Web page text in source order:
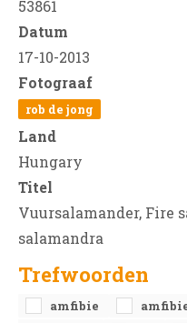
53861
Datum
17-10-2013
Fotograaf
rob de jong
Land
Hungary
Titel
Vuursalamander, Fire
salamandra
Trefwoorden
amfibie